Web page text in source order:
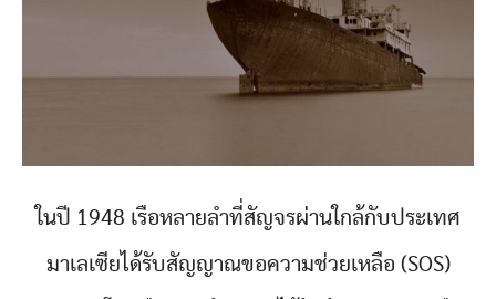
ในปี 1948 เรือหลายลำที่สัญจรผ่านใกล้กับประเทศ
มาเลเซียได้รับสัญญาณขอความช่วยเหลือ (SOS)